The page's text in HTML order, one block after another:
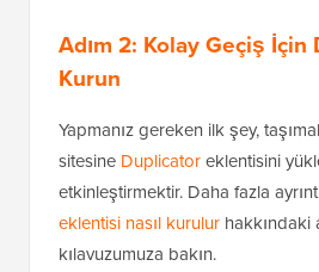
Adım 2: Kolay Geçiş İçin
Kurun
Yapmanız gereken ilk şey,
sitesine Duplicatoreklentisini
etkinleştirmektir. Daha fazla
eklentisi nasıl kurulur hakkındaki
kılavuzumuza bakın.